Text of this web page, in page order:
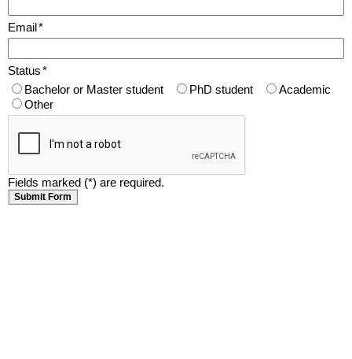
Email *
Status*
Bachelor or Master student
PhD student
Academic
Other
Fields marked (*) are required.